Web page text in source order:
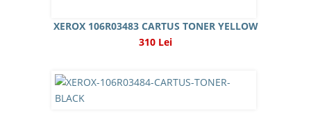
XEROX 106R03483 CARTUS TONER YELLOW
310 Lei